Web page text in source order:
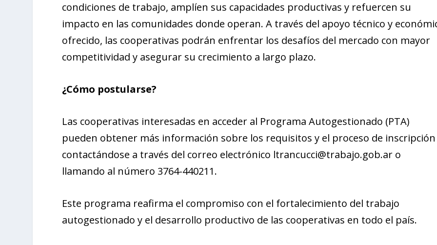
condiciones de trabajo, amplíen sus capacidades productivas y refuercen su
impacto en las comunidades donde operan. A través del apoyo técnico y
ofrecido, las cooperativas podrán enfrentar los desafíos del mercado con mayor
competitividad y asegurar su crecimiento a largo plazo.
¿Cómo postularse?
Las cooperativas interesadas en acceder al Programa Autogestionado (PTA)
pueden obtener más información sobre los requisitos y el proceso de inscripción
contactándose a través del correo electrónico ltrancucci@trabajo.gob.ar o
llamando al número 3764-440211.
Este programa reafirma el compromiso con el fortalecimiento del trabajo
autogestionado y el desarrollo productivo de las cooperativas en todo el país.